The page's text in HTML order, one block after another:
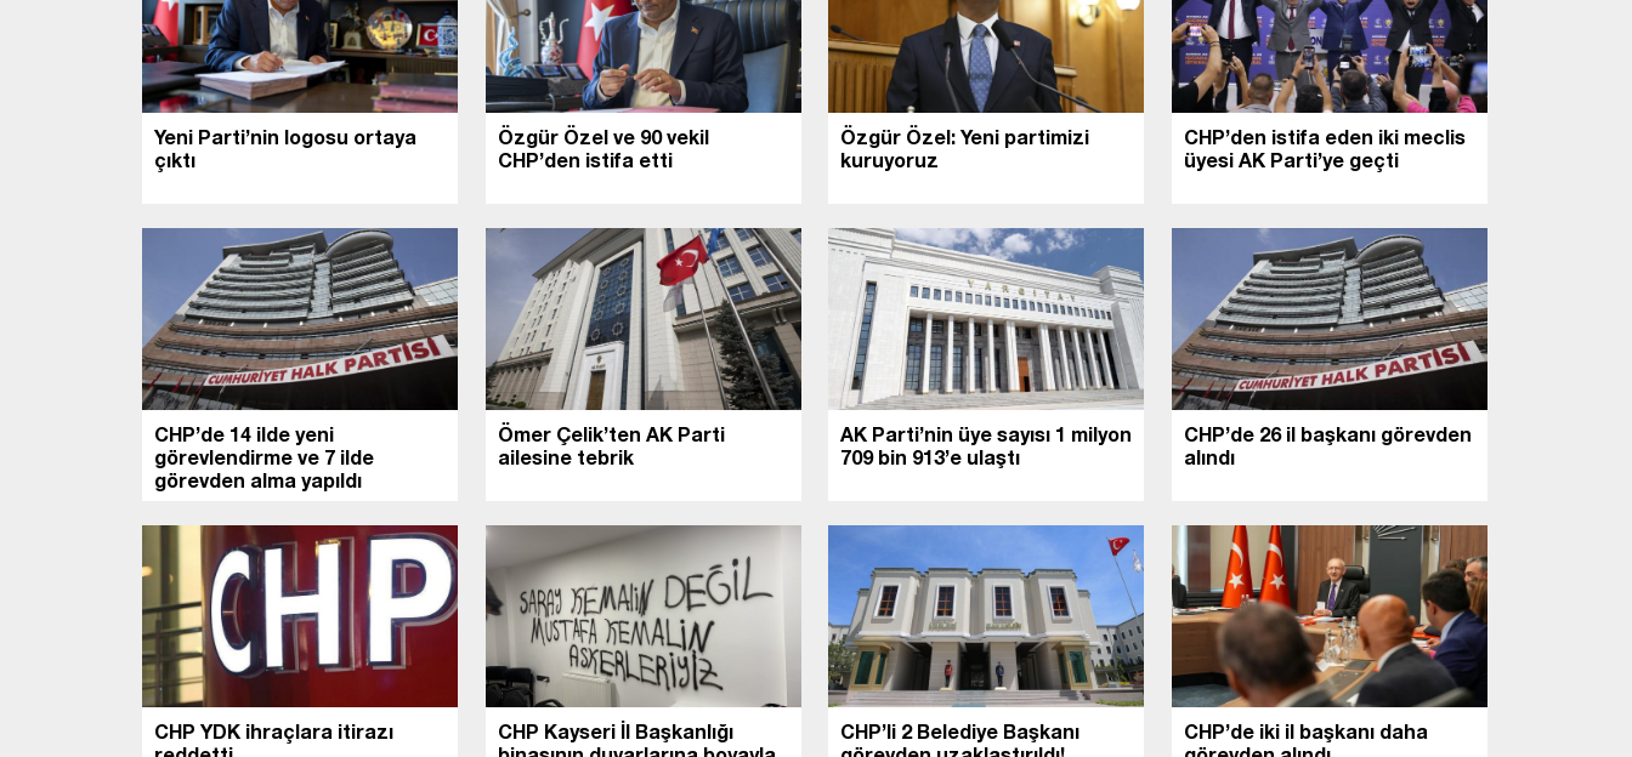
Yeni Parti’nin logosu ortaya
çıktı
Özgür Özel ve 90 vekil
CHP’den istifa etti
Özgür Özel: Yeni partimizi
kuruyoruz
CHP’den istifa eden iki meclis
üyesi AK Parti’ye geçti
CHP’de 14 ilde yeni
görevlendirme ve 7 ilde
görevden alma yapıldı
Ömer Çelik’ten AK Parti
ailesine tebrik
AK Parti’nin üye sayısı 1 milyon
709 bin 913’e ulaştı
CHP’de 26 il başkanı görevden
alındı
CHP YDK ihraçlara itirazı
CHP Kayseri İl Başkanlığı
CHP’li 2 Belediye Başkanı
CHP’de iki il başkanı daha